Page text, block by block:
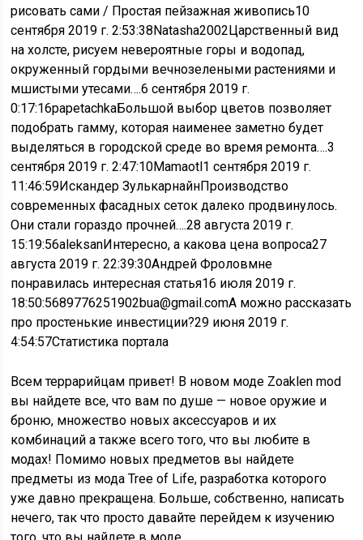
рисовать сами / Простая пейзажная живопись10
сентября 2019 г. 2:53:38Natasha2002Царственный вид
на холсте, рисуем невероятные горы и водопад,
окруженный гордыми вечнозелеными растениями и
мшистыми утесами….6 сентября 2019 г.
0:17:16papetachkaБольшой выбор цветов позволяет
подобрать гамму, которая наименее заметно будет
выделяться в городской среде во время ремонта….3
сентября 2019 г. 2:47:10Mamaotl1 сентября 2019 г.
11:46:59Искандер ЗулькарнайнПроизводство
современных фасадных сеток далеко продвинулось.
Они стали гораздо прочней….28 августа 2019 г.
15:19:56aleksanИнтересно, а какова цена вопроса27
августа 2019 г. 22:39:30Андрей Фроловмне
понравилась интересная статья16 июля 2019 г.
18:50:5689776251902bua@gmail.comА можно рассказать
про простенькие инвестиции?29 июня 2019 г.
4:54:57Статистика портала
Всем террарийцам привет! В новом моде Zoaklen mod
вы найдете все, что вам по душе — новое оружие и
броню, множество новых аксессуаров и их
комбинаций а также всего того, что вы любите в
модах! Помимо новых предметов вы найдете
предметы из мода Tree of Life, разработка которого
уже давно прекращена. Больше, собственно, написать
нечего, так что просто давайте перейдем к изучению